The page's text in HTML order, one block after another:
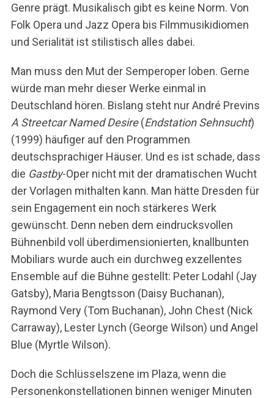
Genre prägt. Musikalisch gibt es keine Norm. Von
Folk Opera und Jazz Opera bis Filmmusikidiomen
und Serialität ist stilistisch alles dabei.
Man muss den Mut der Semperoper loben. Gerne
würde man mehr dieser Werke einmal in
Deutschland hören. Bislang steht nur André Previns
A Streetcar Named Desire(Endstation Sehnsucht)
(1999) häufiger auf den Programmen
deutschsprachiger Häuser. Und es ist schade, dass
die Gastby-Oper nicht mit der dramatischen Wucht
der Vorlagen mithalten kann. Man hätte Dresden für
sein Engagement ein noch stärkeres Werk
gewünscht. Denn neben dem eindrucksvollen
Bühnenbild voll überdimensionierten, knallbunten
Mobiliars wurde auch ein durchweg exzellentes
Ensemble auf die Bühne gestellt: Peter Lodahl (Jay
Gatsby), Maria Bengtsson (Daisy Buchanan),
Raymond Very (Tom Buchanan), John Chest (Nick
Carraway), Lester Lynch (George Wilson) und Angel
Blue (Myrtle Wilson).
Doch die Schlüsselszene im Plaza, wenn die
Personenkonstellationen binnen weniger Minuten
c
h
f
r